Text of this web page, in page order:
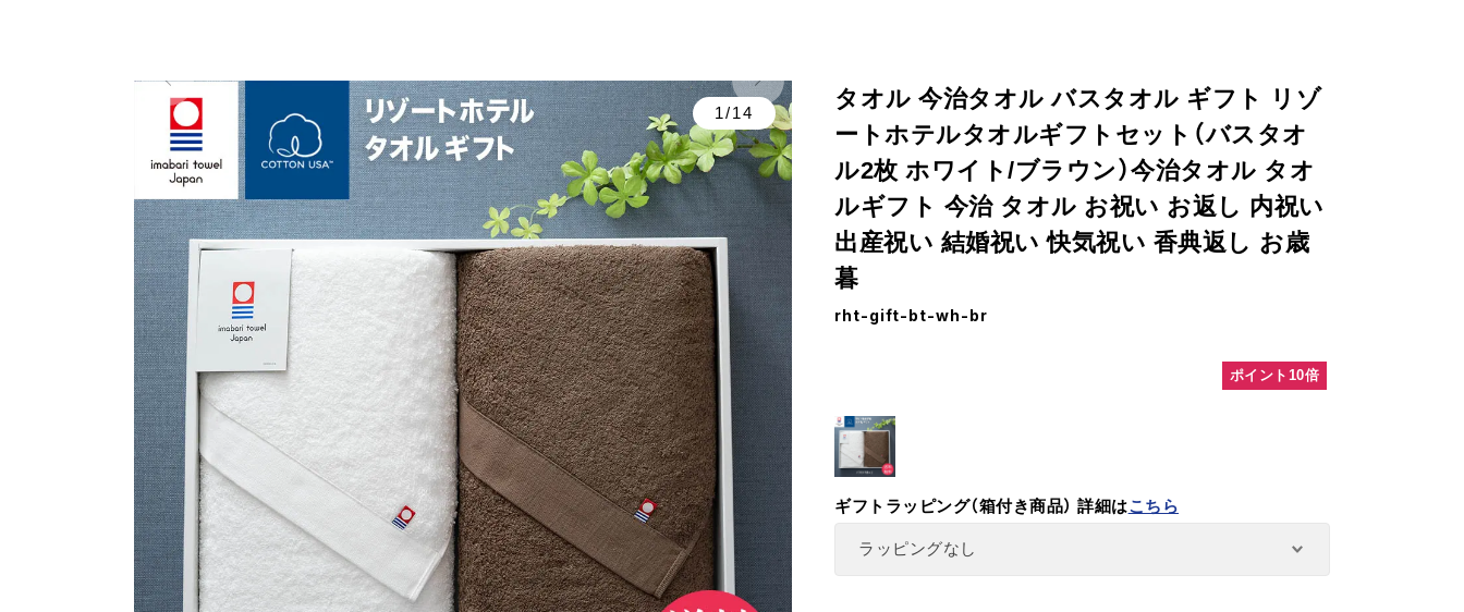
1/14
タオル 今治タオル バスタオル ギフト リゾ
ートホテルタオルギフトセット（バスタオ
ル2枚 ホワイト/ブラウン）今治タオル タオ
ルギフト 今治 タオル お祝い お返し 内祝い
出産祝い 結婚祝い 快気祝い 香典返し お歳
暮
rht-gift-bt-wh-br
ポイント10倍
ギフトラッピング（箱付き商品）詳細はこちら